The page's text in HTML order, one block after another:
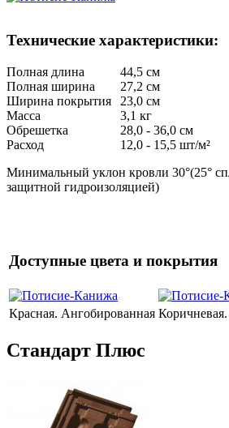
Технические характеристики:
Полная длина
44,5 см
Полная ширина
27,2 см
Ширина покрытия
23,0 см
Масса
3,1 кг
Обрешетка
28,0 - 36,0 см
Расход
12,0 - 15,5 шт/м²
Минимальный уклон кровли 30°(25°
защитной гидроизоляцией)
Доступные цвета и покрытия
Красная. Ангобированная
Стандарт Плюс